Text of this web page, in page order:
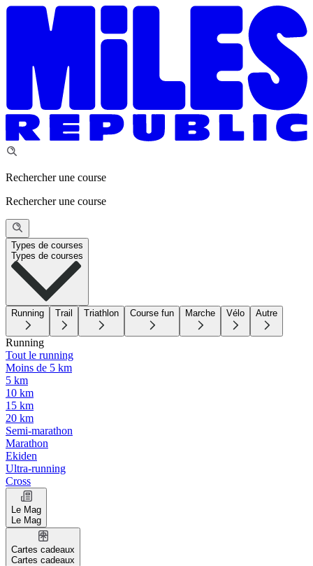
Rechercher une course
Rechercher une course
Types de courses
Types de courses
Running Trail Triathlon Course fun Marche Vélo Autre
Running
Tout le running
Moins de 5 km
5 km
10 km
15 km
20 km
Semi-marathon
Marathon
Ekiden
Ultra-running
Cross
Le Mag
Le Mag
Cartes cadeaux
Cartes cadeaux